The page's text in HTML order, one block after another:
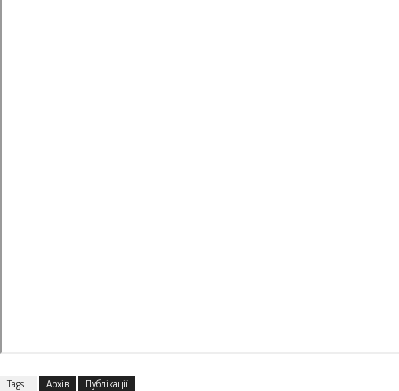
Tags : Архів Публікації